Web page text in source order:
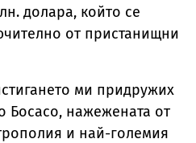
долара, който се
от пристанищни
ми придружих
Босасо, нажежената от
и най-големия